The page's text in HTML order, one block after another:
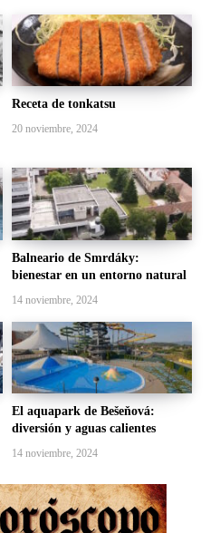
Receta de tonkatsu
20 noviembre, 2024
Balneario de Smrdáky:
bienestar en un entorno natural
14 noviembre, 2024
El aquapark de Bešeňová:
diversión y aguas calientes
14 noviembre, 2024